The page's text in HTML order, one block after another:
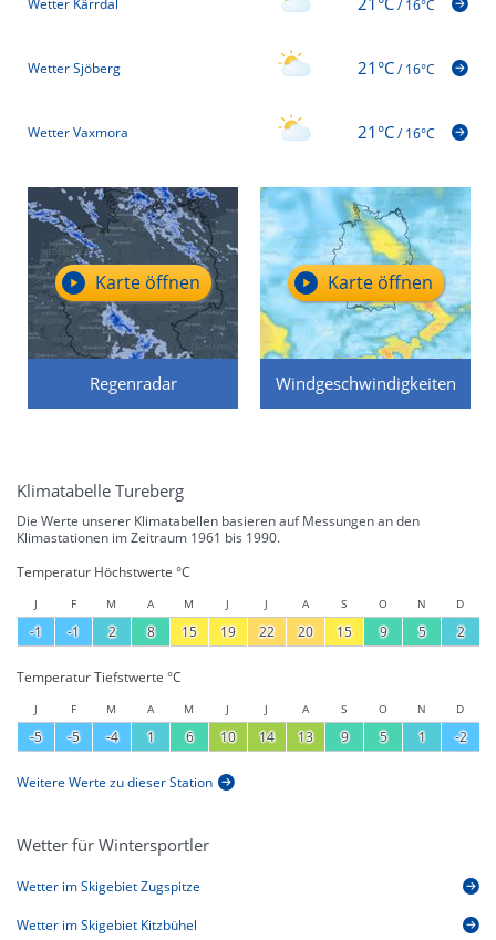
Wetter Kärrdal /16°C
Wetter Sjöberg 21°C/16°C
Wetter Vaxmora 21°C/16°C
Regenradar
Karte öffnen
Windgeschwindigkeiten
Karte öffnen
Klimatabelle Tureberg
Die Werte unserer Klimatabellen basieren auf Messungen an den
Klimastationen im Zeitraum 1961 bis 1990.
Temperatur Höchstwerte °C
J F M A M J J A S O N D
-1 -1 2 8 15 19 22 20 15 9 5 2
Temperatur Tiefstwerte °C
J F M A M J J A S O N D
-5 -5 -4 1 6 10 14 13 9 5 1 -2
Weitere Werte zu dieser Station
Wetter für Wintersportler
Wetter im Skigebiet Zugspitze
Wetter im Skigebiet Kitzbühel